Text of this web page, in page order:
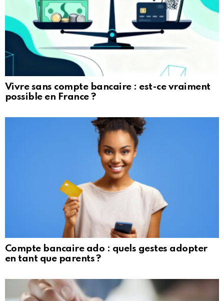
Vivre sans compte bancaire : est-ce vraiment
possible en France ?
Compte bancaire ado : quels gestes adopter
en tant que parents ?